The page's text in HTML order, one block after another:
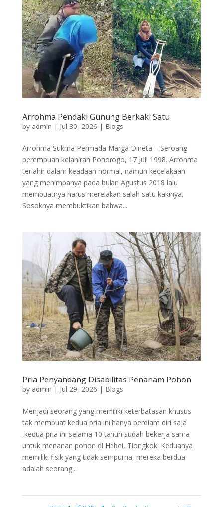
Arrohma Pendaki Gunung Berkaki Satu
by admin | Jul 30, 2026 | Blogs
Arrohma Sukma Permada Marga Dineta – Seroang
perempuan kelahiran Ponorogo, 17 Juli 1998. Arrohma
terlahir dalam keadaan normal, namun kecelakaan
yang menimpanya pada bulan Agustus 2018 lalu
membuatnya harus merelakan salah satu kakinya.
Sosoknya membuktikan bahwa...
Pria Penyandang Disabilitas Penanam Pohon
by admin | Jul 29, 2026 | Blogs
Menjadi seorang yang memiliki keterbatasan khusus
tak membuat kedua pria ini hanya berdiam diri saja
,kedua pria ini selama 10 tahun sudah bekerja sama
untuk menanan pohon di Hebei, Tiongkok. Keduanya
memiliki fisik yang tidak sempurna, mereka berdua
adalah seorang...